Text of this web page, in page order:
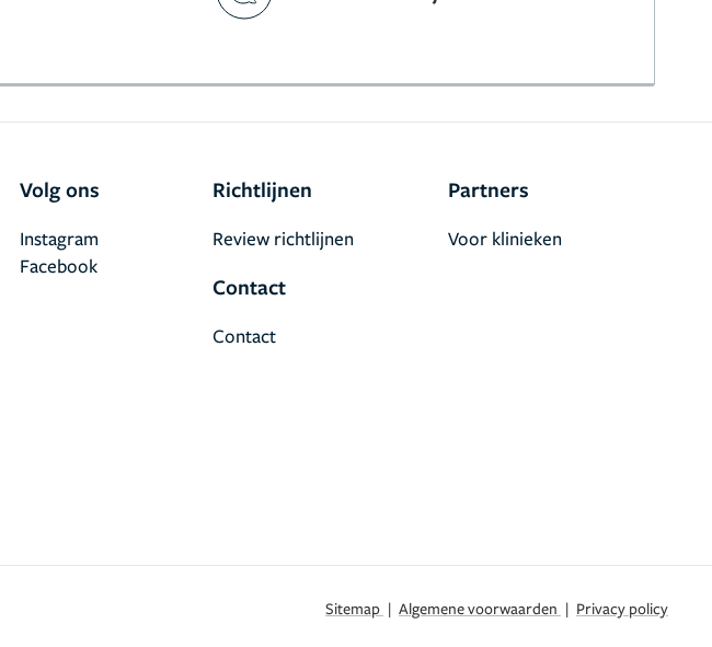
Volg ons
Facebook
Instagram
Richtlijnen
Review richtlijnen
Contact
Contact
Partners
Voor klinieken
Sitemap | Algemene voorwaarden | Privacy policy